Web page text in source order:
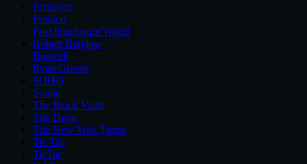
Pentagon
Politico
Post Disclosure World
Robert Bigelow
Roswell
Ryan Graves
SOHO
Sonne
The Black Vault
The Drive
The New York Times
Tic Tac
TicTac